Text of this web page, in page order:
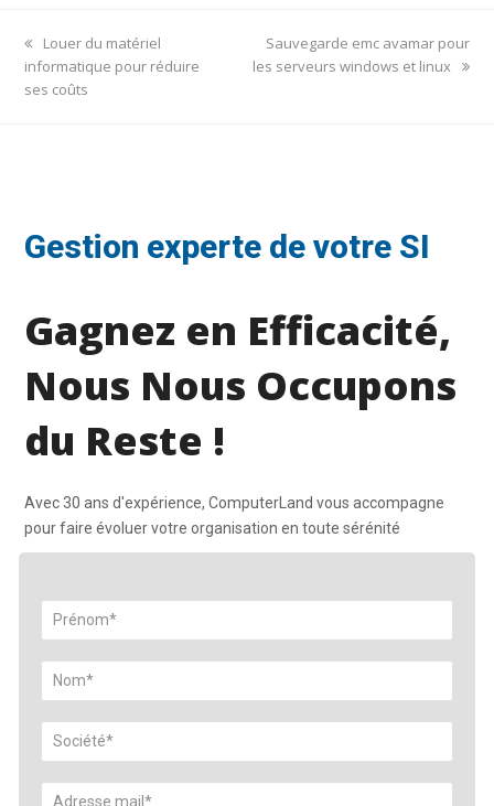
previous
post:
Louer du matériel
informatique pour réduire
ses coûts
next
post:
Sauvegarde emc avamar pour
les serveurs windows et linux
Gestion experte de votre SI
Gagnez en Efficacité,
Nous Nous Occupons
du Reste !
Avec 30 ans d'expérience, ComputerLand vous accompagne
pour faire évoluer votre organisation en toute sérénité